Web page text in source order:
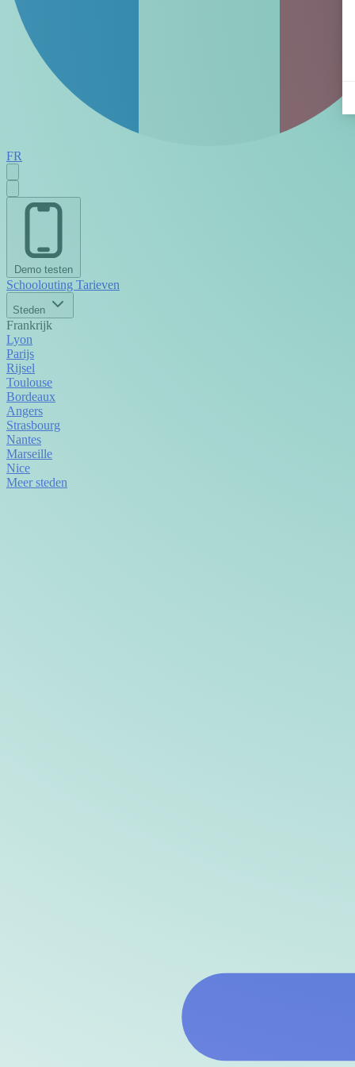
FR
Demo testen
Schoolouting Tarieven
Steden
Frankrijk
Lyon
Parijs
Rijsel
Toulouse
Bordeaux
Angers
Strasbourg
Nantes
Marseille
Nice
Meer steden